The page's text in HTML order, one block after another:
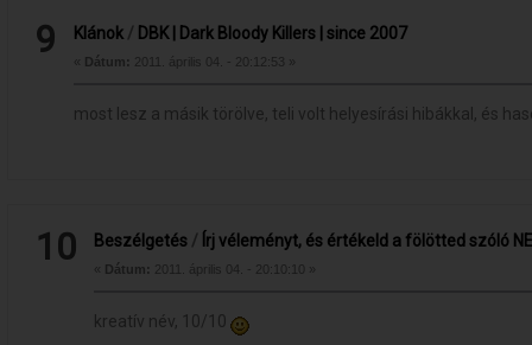
9 Klánok / DBK | Dark Bloody Killers | since 2007
« Dátum: 2011. április 04. - 20:12:53 »
most lesz a másik törölve, teli volt helyesírási hibákkal, és
10 Beszélgetés / Írj véleményt, és értékeld a fölötted szóló
« Dátum: 2011. április 04. - 20:10:10 »
kreatív név, 10/10